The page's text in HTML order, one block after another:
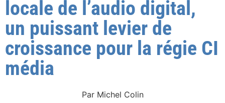
locale de l’audio digital,
un puissant levier de
croissance pour la régie CI
média
ParMichel Colin